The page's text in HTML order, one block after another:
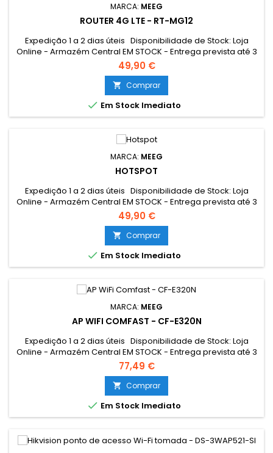
MARCA: MEEG
ROUTER 4G LTE - RT-MG12
Expedição 1 a 2 dias úteis Disponibilidade de Stock: Loja
Online - Armazém Central EM STOCK - Entrega prevista até 3
dias úteis Loja Braga - Rua António Fernandes Ferreira
Gomes EM STOCK
49,90 €
 Comprar
 Em Stock Imediato
MARCA: MEEG
HOTSPOT
Expedição 1 a 2 dias úteis Disponibilidade de Stock: Loja
Online - Armazém Central EM STOCK - Entrega prevista até 3
dias úteis Loja Braga - Rua António Fernandes Ferreira
Gomes EM STOCK
49,90 €
 Comprar
 Em Stock Imediato
MARCA: MEEG
AP WIFI COMFAST - CF-E320N
Expedição 1 a 2 dias úteis Disponibilidade de Stock: Loja
Online - Armazém Central EM STOCK - Entrega prevista até 3
dias úteis Loja Braga - Rua António Fernandes Ferreira
Gomes EM STOCK
77,49 €
 Comprar
 Em Stock Imediato